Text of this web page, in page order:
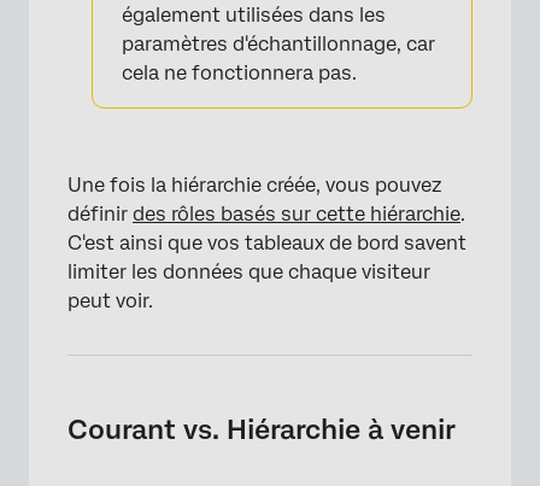
également utilisées dans les
paramètres d'échantillonnage, car
cela ne fonctionnera pas.
Une fois la hiérarchie créée, vous pouvez
définir des rôles basés sur cette hiérarchie.
C'est ainsi que vos tableaux de bord savent
limiter les données que chaque visiteur
peut voir.
Courant vs. Hiérarchie à venir